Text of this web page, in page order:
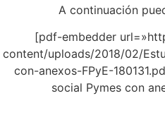
A continuación
[pdf-embedder
content/uploads/2018/02/
con-anexos-FPyE-
social Pymes con